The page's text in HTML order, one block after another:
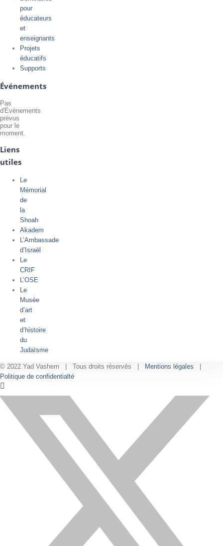
pour
éducateurs
et
enseignants
Projets
éducatifs
Supports
Événements
Pas
d'Évènements
prévus
pour le
moment.
Liens
utiles
Le
Mémorial
de
la
Shoah
Akadem
L’Ambassade
d’Israël
Le
CRIF
L’OSE
Le
Musée
d’art
et
d’histoire
du
Judaïsme
© 2022 Yad Vashem | Tous droits réservés | Mentions légales |
Politique de confidentialté
X